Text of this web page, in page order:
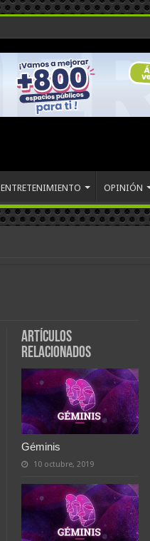
ENTRETENIMIENTO OPINIÓN
Artículos
relacionados
Géminis
10 octubre, 2019